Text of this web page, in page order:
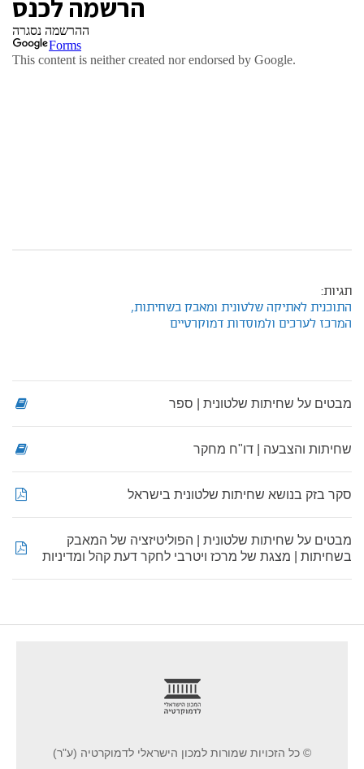
תגיות:
התוכנית לאתיקה שלטונית ומאבק בשחיתות,
המרכז לערכים ולמוסדות דמוקרטיים
מבטים על שחיתות שלטונית | ספר
שחיתות והצבעה | דו"ח מחקר
סקר בזק בנושא שחיתות שלטונית בישראל
מבטים על שחיתות שלטונית | הפוליטיזציה של המאבק
בשחיתות | מצגת של מרכז ויטרבי לחקר דעת קהל ומדיניות
© כל הזכויות שמורות למכון הישראלי לדמוקרטיה (ע"ר)